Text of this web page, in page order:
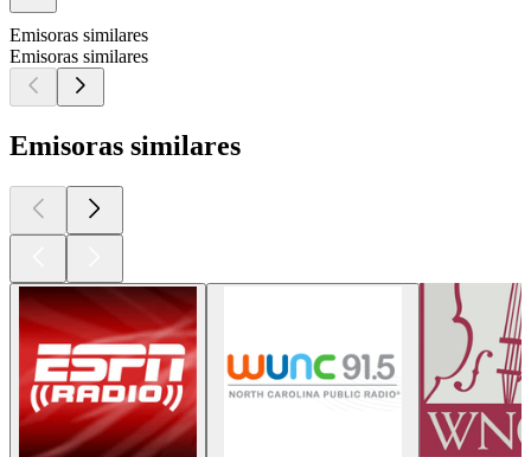
Emisoras similares
Emisoras similares
Emisoras similares